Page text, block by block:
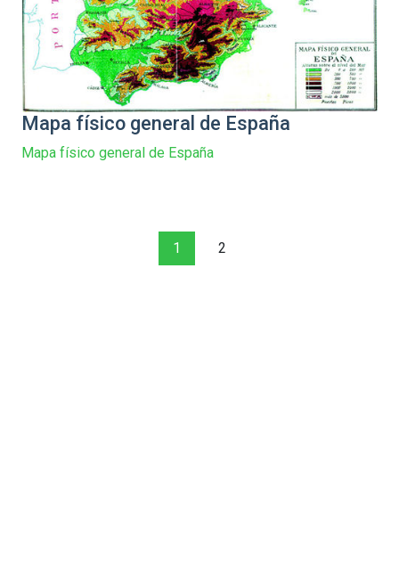
Mapa físico general de España
Mapa físico general de España
1 2